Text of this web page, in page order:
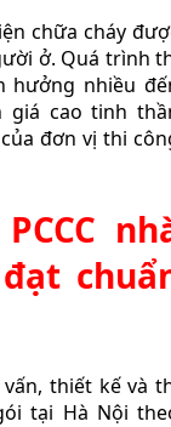
chữa cháy
ở. Quá trình
hưởng nhiều
giá cao tinh
đơn vị thi
thiết kế và
tại Hà Nội